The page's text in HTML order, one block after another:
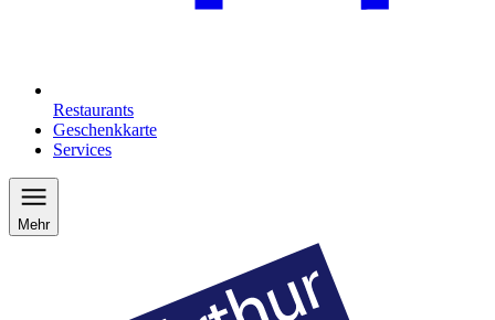
Restaurants
Geschenkkarte
Services
Mehr